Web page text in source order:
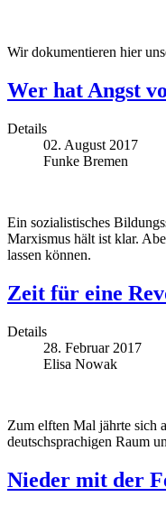
Wir dokumentieren hier
Wer hat Angst
Details
02. August 2017
Funke Bremen
Ein sozialistisches
Marxismus hält ist klar.
lassen können.
Zeit für eine
Details
28. Februar 2017
Elisa Nowak
Zum elften Mal jährte sich
deutschsprachigen Raum
Nieder mit der